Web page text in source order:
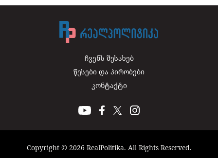
ჩვენს შესახებ
წესები და პირობები
კონტაქტი
Copyright © 2026 RealPolitika. All Rights Reserved.